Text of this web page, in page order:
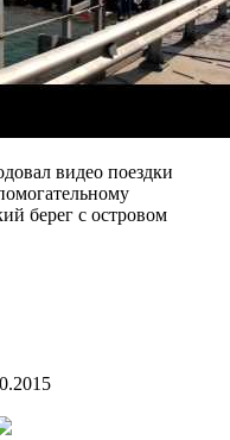
видео поездки
берег с островом